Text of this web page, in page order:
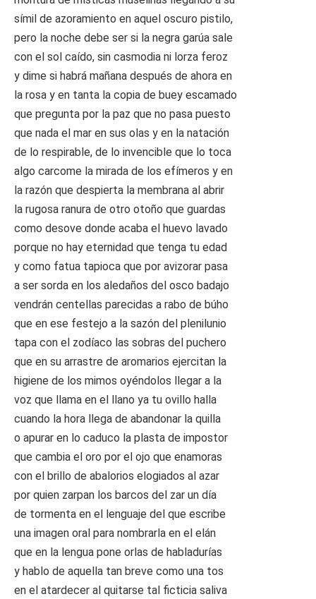
símil de azoramiento en aquel oscuro pistilo,
pero la noche debe ser si la negra garúa sale
con el sol caído, sin casmodia ni lorza feroz
y dime si habrá mañana después de ahora en
la rosa y en tanta la copia de buey escamado
que pregunta por la paz que no pasa puesto
que nada el mar en sus olas y en la natación
de lo respirable, de lo invencible que lo toca
algo carcome la mirada de los efímeros y en
la razón que despierta la membrana al abrir
la rugosa ranura de otro otoño que guardas
como desove donde acaba el huevo lavado
porque no hay eternidad que tenga tu edad
y como fatua tapioca que por avizorar pasa
a ser sorda en los aledaños del osco badajo
vendrán centellas parecidas a rabo de búho
que en ese festejo a la sazón del plenilunio
tapa con el zodíaco las sobras del puchero
que en su arrastre de aromarios ejercitan la
higiene de los mimos oyéndolos llegar a la
voz que llama en el llano ya tu ovillo halla
cuando la hora llega de abandonar la quilla
o apurar en lo caduco la plasta de impostor
que cambia el oro por el ojo que enamoras
con el brillo de abalorios elogiados al azar
por quien zarpan los barcos del zar un día
de tormenta en el lenguaje del que escribe
una imagen oral para nombrarla en el elán
que en la lengua pone orlas de habladurías
y hablo de aquella tan breve como una tos
en el atardecer al quitarse tal ficticia saliva